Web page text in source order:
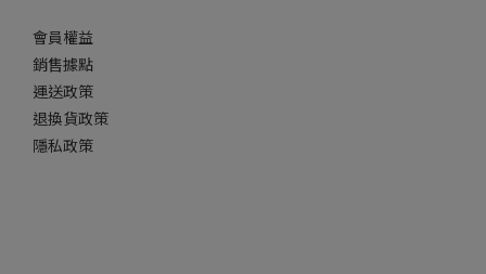
會員權益
銷售據點
運送政策
退換貨政策
隱私政策